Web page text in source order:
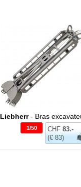
Liebherr- Bras
CHF 83.-
(€ 83)
1/50